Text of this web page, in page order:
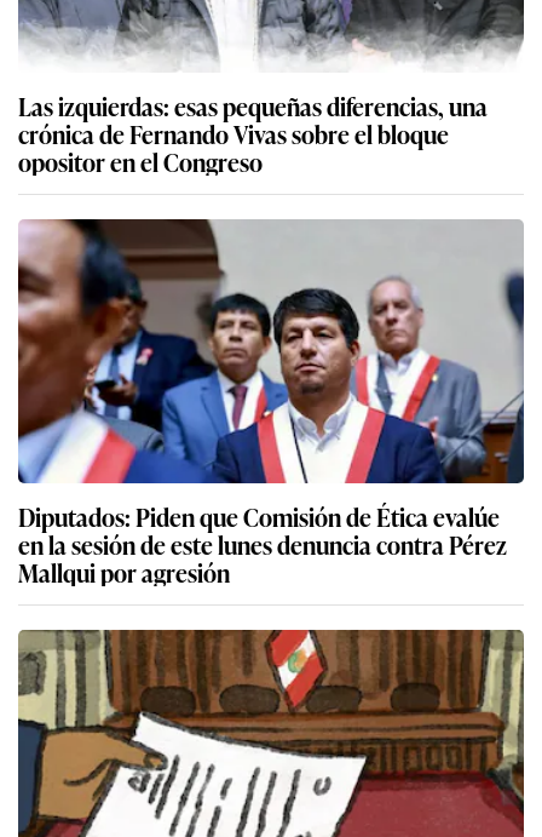
Las izquierdas: esas pequeñas diferencias, una
crónica de Fernando Vivas sobre el bloque
opositor en el Congreso
Diputados: Piden que Comisión de Ética evalúe
en la sesión de este lunes denuncia contra Pérez
Mallqui por agresión